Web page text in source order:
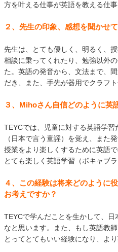
方を叶える仕事が英語を教える仕事
２、先生の印象、感想を聞かせて
先生は、とても優しく、明るく、
相談に乗ってくれたり、勉強以外
た。英語の発音から、文法まで、
だき、また、手先が器用でクラフ
３、Mihoさん自信どのように英
TEYCでは、児童に対する英語学
（日本で言う童謡）を覚え、また
授業をより楽しくするために英語
とても楽しく英語学習（ボキャブ
４、この経験は将来どのように
お考えですか？
TEYCで学んだことを生かして、
なと思います。また、もし英語教
とってとてもいい経験になり、よ